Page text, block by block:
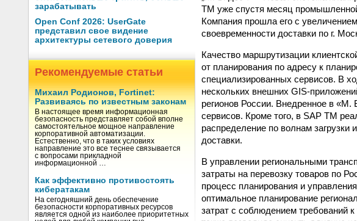
зарабатывать
Open Conf 2026: UserGate
представил свое видение
архитектуры сетевого доверия
Рекомендуемые статьи
Михаил Родионов, Fortinet:
Развиваясь по известным законам
В настоящее время информационная
безопасность представляет собой вполне
самостоятельное мощное направление
корпоративной автоматизации.
Естественно, что в таких условиях
направление это все теснее связывается
с вопросами прикладной
информационной …
Как эффективно противостоять
кибератакам
На сегодняшний день обеспечение
безопасности корпоративных ресурсов
является одной из наиболее приоритетных
TM уже спустя месяц
Компания прошла его с
своевременности доставки по г.
Качество маршрутизации
от планирования по адресу к
специализированных сервисов. В
нескольких внешних GIS-
регионов России. Внедренное в
сервисов. Кроме того, в SAP TM
распределение по волнам
доставки.
В управлении региональными
затраты на перевозку товаров по
процесс планирования и
оптимальное планирование
затрат с соблюдением требований